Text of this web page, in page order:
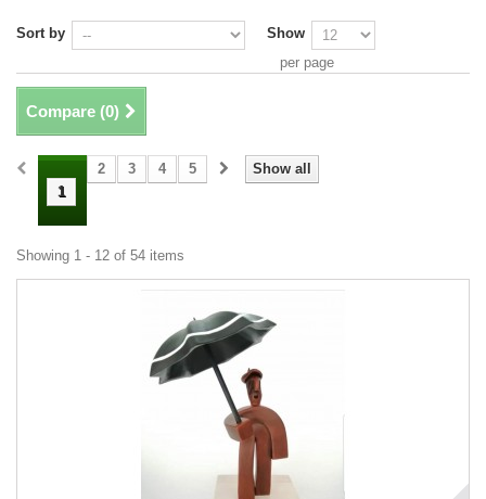
Sort by
Show
per page
Compare (0)
Show all
1
2 3 4 5
Showing 1 - 12 of 54 items